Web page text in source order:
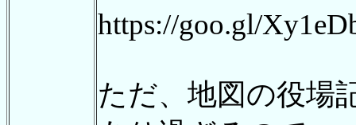
https://goo.gl/
ただ、地図の役場